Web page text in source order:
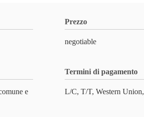
Prezzo
negotiable
e
Termini di pagamento
L/C, T/T, Western